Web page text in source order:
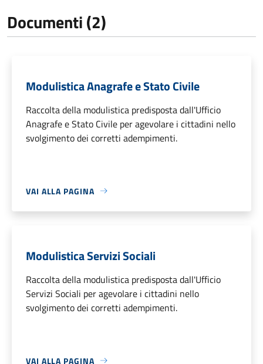
Documenti (2)
Modulistica Anagrafe e Stato Civile
Raccolta della modulistica predisposta dall'Ufficio
Anagrafe e Stato Civile per agevolare i cittadini nello
svolgimento dei corretti adempimenti.
VAI ALLA PAGINA
Modulistica Servizi Sociali
Raccolta della modulistica predisposta dall'Ufficio
Servizi Sociali per agevolare i cittadini nello
svolgimento dei corretti adempimenti.
VAI ALLA PAGINA